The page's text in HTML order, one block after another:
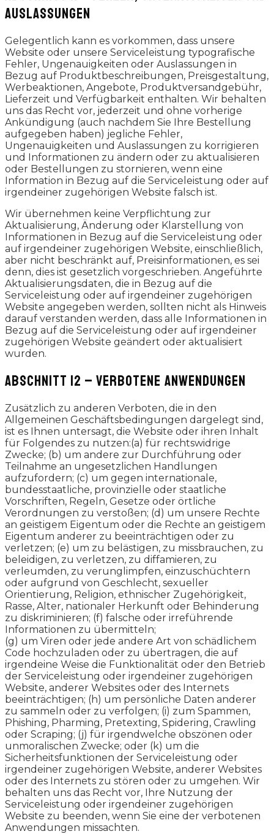
AUSLASSUNGEN
Gelegentlich kann es vorkommen, dass unsere
Website oder unsere Serviceleistung typografische
Fehler, Ungenauigkeiten oder Auslassungen in
Bezug auf Produktbeschreibungen, Preisgestaltung,
Werbeaktionen, Angebote, Produktversandgebühr,
Lieferzeit und Verfügbarkeit enthalten. Wir behalten
uns das Recht vor, jederzeit und ohne vorherige
Ankündigung (auch nachdem Sie Ihre Bestellung
aufgegeben haben) jegliche Fehler,
Ungenauigkeiten und Auslassungen zu korrigieren
und Informationen zu ändern oder zu aktualisieren
oder Bestellungen zu stornieren, wenn eine
Information in Bezug auf die Serviceleistung oder auf
irgendeiner zugehörigen Website falsch ist.
Wir übernehmen keine Verpflichtung zur
Aktualisierung, Änderung oder Klarstellung von
Informationen in Bezug auf die Serviceleistung oder
auf irgendeiner zugehörigen Website, einschließlich,
aber nicht beschränkt auf, Preisinformationen, es sei
denn, dies ist gesetzlich vorgeschrieben. Angeführte
Aktualisierungsdaten, die in Bezug auf die
Serviceleistung oder auf irgendeiner zugehörigen
Website angegeben werden, sollten nicht als Hinweis
darauf verstanden werden, dass alle Informationen in
Bezug auf die Serviceleistung oder auf irgendeiner
zugehörigen Website geändert oder aktualisiert
wurden.
ABSCHNITT 12 – VERBOTENE ANWENDUNGEN
Zusätzlich zu anderen Verboten, die in den
Allgemeinen Geschäftsbedingungen dargelegt sind,
ist es Ihnen untersagt, die Website oder ihren Inhalt
für Folgendes zu nutzen:(a) für rechtswidrige
Zwecke; (b) um andere zur Durchführung oder
Teilnahme an ungesetzlichen Handlungen
aufzufordern; (c) um gegen internationale,
bundesstaatliche, provinzielle oder staatliche
Vorschriften, Regeln, Gesetze oder örtliche
Verordnungen zu verstoßen; (d) um unsere Rechte
an geistigem Eigentum oder die Rechte an geistigem
Eigentum anderer zu beeinträchtigen oder zu
verletzen; (e) um zu belästigen, zu missbrauchen, zu
beleidigen, zu verletzen, zu diffamieren, zu
verleumden, zu verunglimpfen, einzuschüchtern
oder aufgrund von Geschlecht, sexueller
Orientierung, Religion, ethnischer Zugehörigkeit,
Rasse, Alter, nationaler Herkunft oder Behinderung
zu diskriminieren; (f) falsche oder irreführende
Informationen zu übermitteln;
(g) um Viren oder jede andere Art von schädlichem
Code hochzuladen oder zu übertragen, die auf
irgendeine Weise die Funktionalität oder den Betrieb
der Serviceleistung oder irgendeiner zugehörigen
Website, anderer Websites oder des Internets
beeinträchtigen; (h) um persönliche Daten anderer
zu sammeln oder zu verfolgen; (i) zum Spammen,
Phishing, Pharming, Pretexting, Spidering, Crawling
oder Scraping; (j) für irgendwelche obszönen oder
unmoralischen Zwecke; oder (k) um die
Sicherheitsfunktionen der Serviceleistung oder
irgendeiner zugehörigen Website, anderer Websites
oder des Internets zu stören oder zu umgehen. Wir
behalten uns das Recht vor, Ihre Nutzung der
Serviceleistung oder irgendeiner zugehörigen
Website zu beenden, wenn Sie eine der verbotenen
Anwendungen missachten.